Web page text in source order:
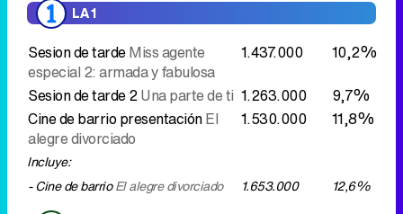
LA 1
Sesion de tardeMiss agente
especial 2: armada y fabulosa
1.437.000
10,2%
Sesion de tarde 2Una parte de ti 1.263.000
9,7%
Cine de barrio presentaciónEl
alegre divorciado
1.530.000 11,8%
Incluye:
- Cine de barrioEl alegre divorciado 1.653.000 12,6%